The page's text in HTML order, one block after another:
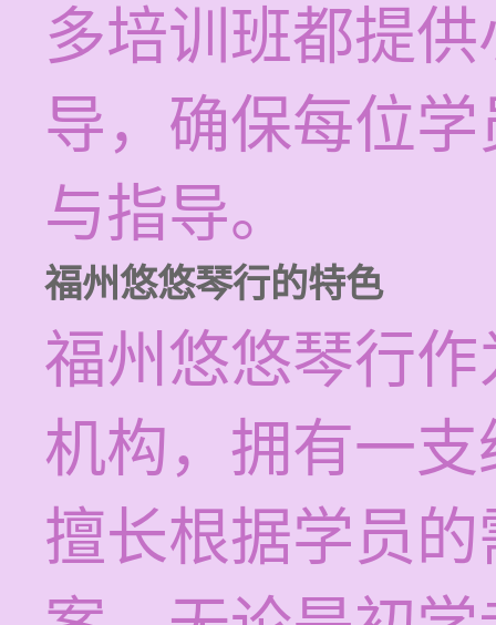
多培训班都提
导，确保每位
与指导。
福州悠悠琴行的特色
福州悠悠琴行
机构，拥有一
擅长根据学员